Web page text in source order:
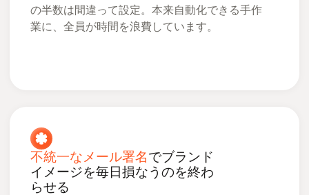
の半数は間違って設定。本来自動化できる手作
業に、全員が時間を浪費しています。
不統一なメール署名でブランド
イメージを毎日損なうのを終わ
らせる